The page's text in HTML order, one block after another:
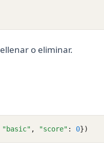
o eliminar.
"basic" , "score" : 0})